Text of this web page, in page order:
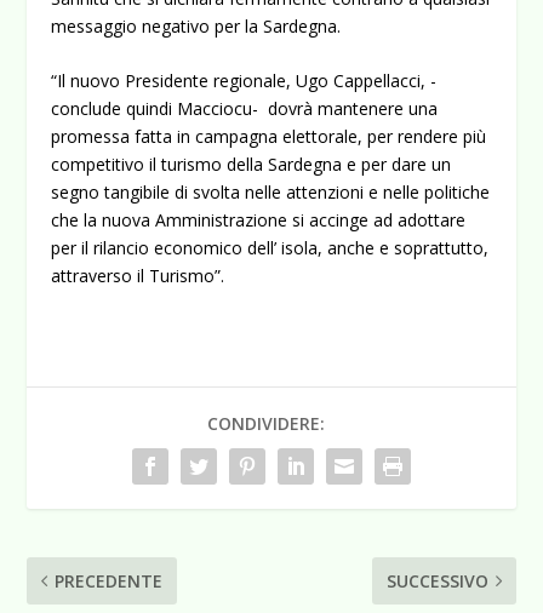
messaggio negativo per la Sardegna.
“Il nuovo Presidente regionale, Ugo Cappellacci, -
conclude quindi Macciocu- dovrà mantenere una
promessa fatta in campagna elettorale, per rendere più
competitivo il turismo della Sardegna e per dare un
segno tangibile di svolta nelle attenzioni e nelle politiche
che la nuova Amministrazione si accinge ad adottare
per il rilancio economico dell’ isola, anche e soprattutto,
attraverso il Turismo”.
CONDIVIDERE:
PRECEDENTE SUCCESSIVO